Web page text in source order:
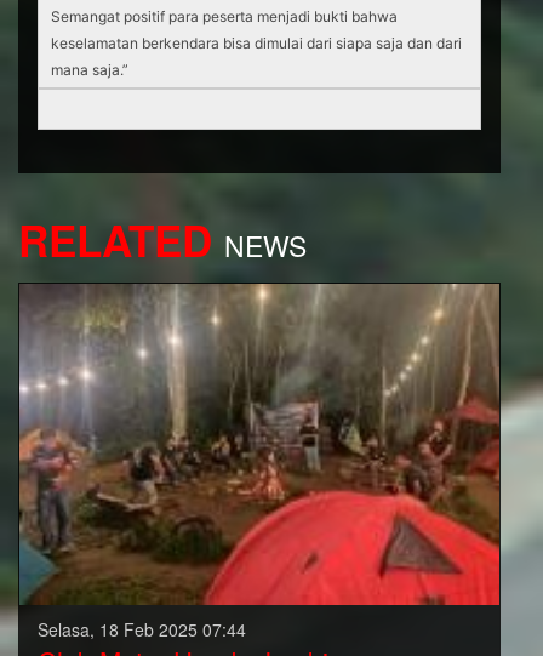
Semangat positif para peserta menjadi bukti bahwa
keselamatan berkendara bisa dimulai dari siapa saja dan dari
mana saja.”
RELATED NEWS
Selasa, 18 Feb 2025 07:44